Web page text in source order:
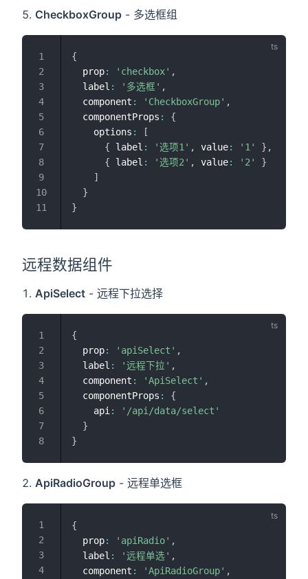
CheckboxGroup - 多选框组
{
  prop
: 'checkbox' ,
  label
: '多选框' ,
  component
: 'CheckboxGroup' ,
  componentProps
:
{
    options
:
[
{ label : '选项1' , value: '1' } ,
{ label : '选项2' , value: '2'
}
]
}
}
远程数据组件
ApiSelect - 远程下拉选择
{
  prop
: 'apiSelect' ,
  label
: '远程下拉' ,
  component
: 'ApiSelect' ,
  componentProps
:
{
    api
:
'/api/data/select'
}
}
ApiRadioGroup - 远程单选框
{
  prop
: 'apiRadio' ,
  label
: '远程单选' ,
  component
: 'ApiRadioGroup' ,